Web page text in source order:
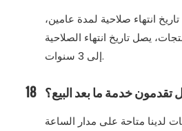
انتهاء صلاحية لمدة عامين،
يصل تاريخ انتهاء الصلاحية
إلى 3 سنوات.
18 تقدمون خدمة ما بعد البيع؟
لدينا متاحة على مدار الساعة